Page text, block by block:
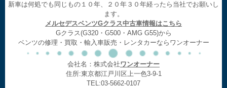
新車は何処でも同じもの１０年、２０年３０年経ったら当社でお願いし
ます。
メルセデスベンツGクラス中古車情報はこちら
Gクラス(G320・G500・AMG G55)から
ベンツの修理・買取・輸入車販売・レンタカーならワンオーナー
会社名：株式会社ワンオーナー
住所:東京都江戸川区上一色3-9-1
TEL:03-5662-0107